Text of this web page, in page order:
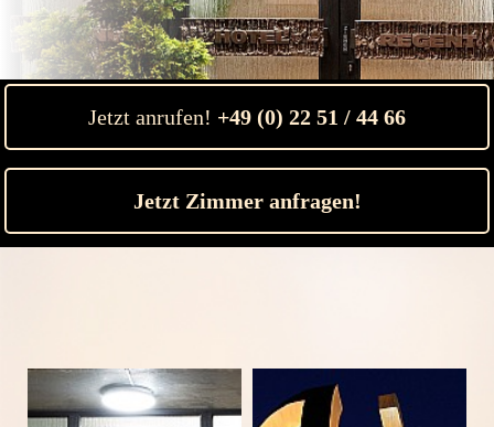
Jetzt anrufen! +49 (0) 22 51 / 44 66
Jetzt Zimmer anfragen!